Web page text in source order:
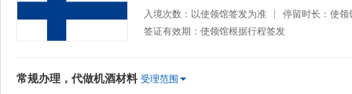
入境次数：以使领馆签发为准
停留时长：使领
签证有效期：使领馆根据行程签发
常规办理，代做机酒材料 受理范围